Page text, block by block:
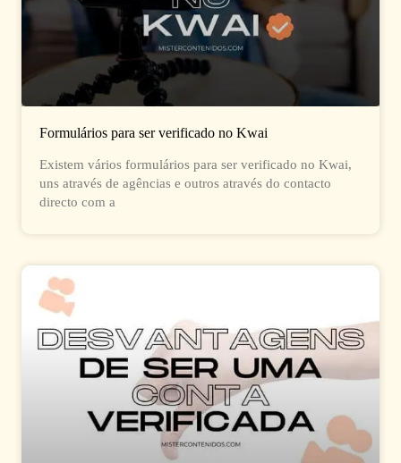
Formulários para ser verificado no Kwai
Existem vários formulários para ser verificado no Kwai,
uns através de agências e outros através do contacto
directo com a